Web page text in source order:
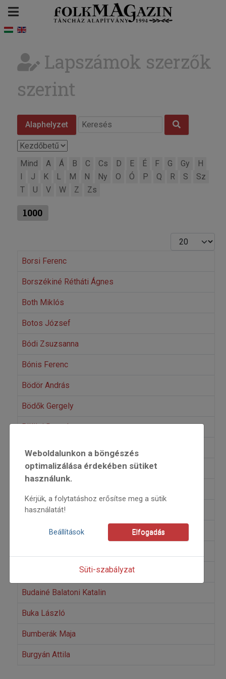
Lapszámok szerzők
szerint
Alaphelyzet
Mind A Á B C Cs D E É F G Gy
H
J K L M N Ny O Ó P Q R S
Sz
T
U V W Z Zs
1000
Tételek #
Borsi Ferenc
Borszékiné Rétháti Ágnes
Both Miklós
Botos József
Bódi Zsuzsanna
Bónis Ferenc
Bödör András
Bödők Gergely
Bölöni Domokos
Brasnyó István
B. Simon György
B. Szabó Zoltán
Budainé Balatoni Katalin
Buka László
Bumberák Maja
Burgyán Attila
Weboldalunkon a böngészés
optimalizálása érdekében sütiket
használunk.
Kérjük, a folytatáshoz erősítse meg a sütik
használatát!
Beállítások Elfogadás
Süti-szabályzat